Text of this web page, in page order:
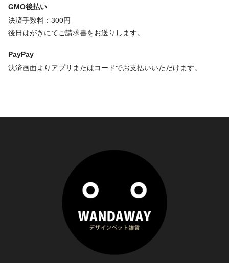
GMO後払い
決済手数料：300円
後日はがきにてご請求書をお送りします。
PayPay
決済画面よりアプリまたはコードでお支払いいただけます。